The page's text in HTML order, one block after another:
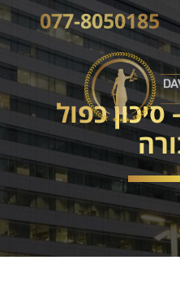
077-8050185
כפול